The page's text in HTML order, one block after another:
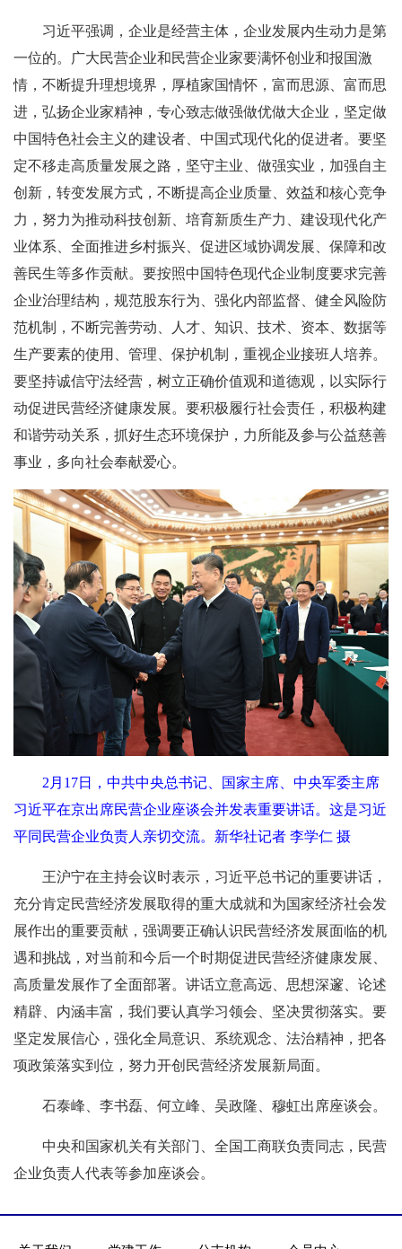
习近平强调，企业是经营主体，企业发展内生动力是第
一位的。广大民营企业和民营企业家要满怀创业和报国激
情，不断提升理想境界，厚植家国情怀，富而思源、富而思
进，弘扬企业家精神，专心致志做强做优做大企业，坚定做
中国特色社会主义的建设者、中国式现代化的促进者。要坚
定不移走高质量发展之路，坚守主业、做强实业，加强自主
创新，转变发展方式，不断提高企业质量、效益和核心竞争
力，努力为推动科技创新、培育新质生产力、建设现代化产
业体系、全面推进乡村振兴、促进区域协调发展、保障和改
善民生等多作贡献。要按照中国特色现代企业制度要求完善
企业治理结构，规范股东行为、强化内部监督、健全风险防
范机制，不断完善劳动、人才、知识、技术、资本、数据等
生产要素的使用、管理、保护机制，重视企业接班人培养。
要坚持诚信守法经营，树立正确价值观和道德观，以实际行
动促进民营经济健康发展。要积极履行社会责任，积极构建
和谐劳动关系，抓好生态环境保护，力所能及参与公益慈善
事业，多向社会奉献爱心。
2月17日，中共中央总书记、国家主席、中央军委主席
习近平在京出席民营企业座谈会并发表重要讲话。这是习近
平同民营企业负责人亲切交流。新华社记者 李学仁 摄
王沪宁在主持会议时表示，习近平总书记的重要讲话，
充分肯定民营经济发展取得的重大成就和为国家经济社会发
展作出的重要贡献，强调要正确认识民营经济发展面临的机
遇和挑战，对当前和今后一个时期促进民营经济健康发展、
高质量发展作了全面部署。讲话立意高远、思想深邃、论述
精辟、内涵丰富，我们要认真学习领会、坚决贯彻落实。要
坚定发展信心，强化全局意识、系统观念、法治精神，把各
项政策落实到位，努力开创民营经济发展新局面。
石泰峰、李书磊、何立峰、吴政隆、穆虹出席座谈会。
中央和国家机关有关部门、全国工商联负责同志，民营
企业负责人代表等参加座谈会。